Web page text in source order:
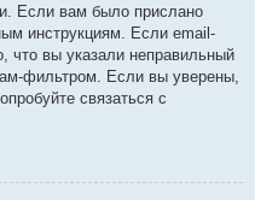
Если вам было прислано
инструкциям. Если email-
что вы указали неправильный
фильтром. Если вы уверены,
связаться с